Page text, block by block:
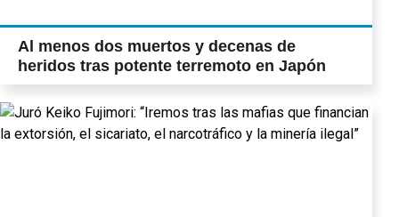
Al menos dos muertos y decenas de
heridos tras potente terremoto en Japón